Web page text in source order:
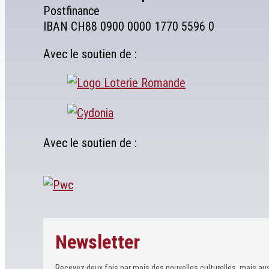
Postfinance
IBAN CH88 0900 0000 1770 5596 0
Avec le soutien de :
Avec le soutien de :
Newsletter